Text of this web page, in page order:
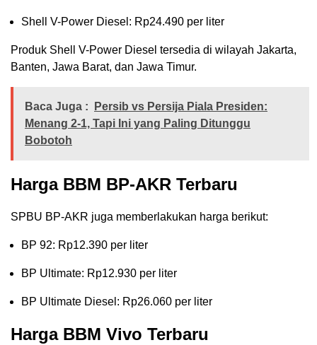
Shell V-Power Diesel: Rp24.490 per liter
Produk Shell V-Power Diesel tersedia di wilayah Jakarta,
Banten, Jawa Barat, dan Jawa Timur.
Baca Juga :
Persib vs Persija Piala Presiden:
Menang 2-1, Tapi Ini yang Paling Ditunggu
Bobotoh
Harga BBM BP-AKR Terbaru
SPBU BP-AKR juga memberlakukan harga berikut:
BP 92: Rp12.390 per liter
BP Ultimate: Rp12.930 per liter
BP Ultimate Diesel: Rp26.060 per liter
Harga BBM Vivo Terbaru